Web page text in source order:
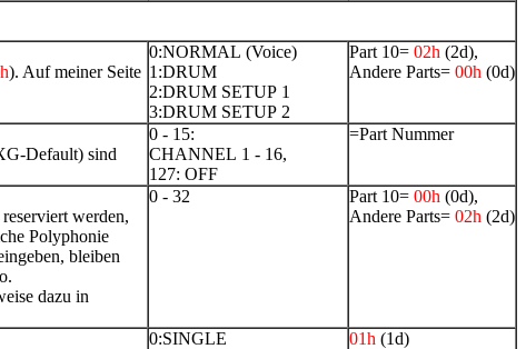
). Auf meiner Seite
0:NORMAL (Voice)
1:DRUM
2:DRUM SETUP 1
3:DRUM SETUP 2
Part 10= 02h (2d),
Andere Parts= 00h (0d)
Default) sind
0 - 15:
CHANNEL 1 - 16,
127: OFF
=Part Nummer
werden,
Polyphonie
bleiben
dazu in
0 - 32 Part 10= 00h (0d),
Andere Parts= 02h (2d)
0:SINGLE
01h (1d)